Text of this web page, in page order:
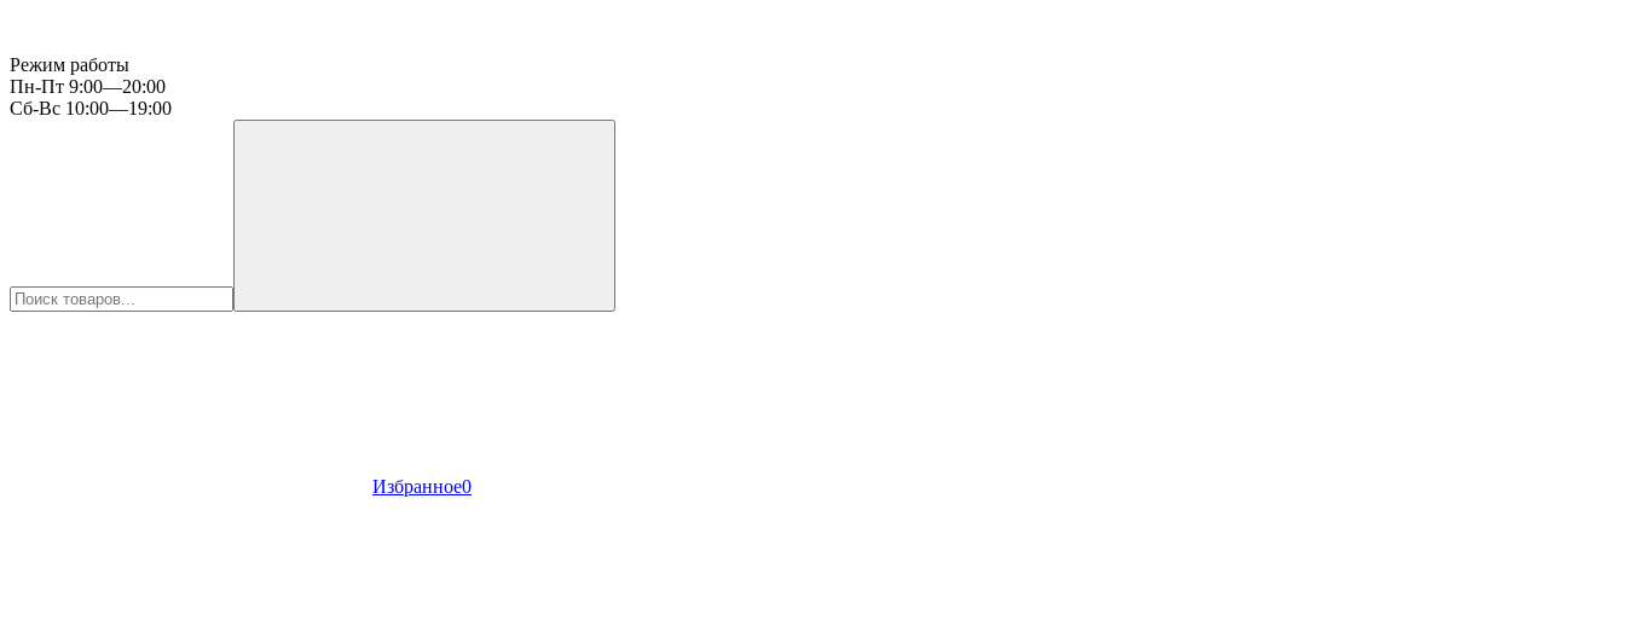
Режим работы
Пн-Пт 9:00—20:00
Сб-Вс 10:00—19:00
Избранное0